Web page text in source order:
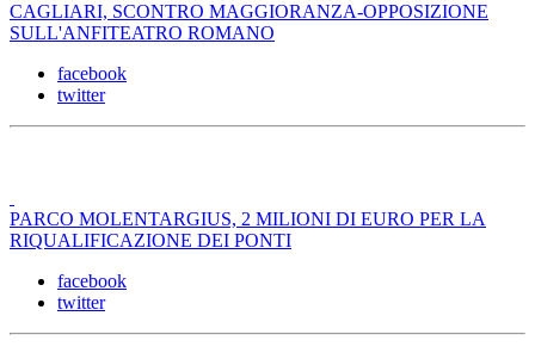
CAGLIARI, SCONTRO MAGGIORANZA-OPPOSIZIONE
SULL'ANFITEATRO ROMANO
facebook
twitter
PARCO MOLENTARGIUS, 2 MILIONI DI EURO PER LA
RIQUALIFICAZIONE DEI PONTI
facebook
twitter